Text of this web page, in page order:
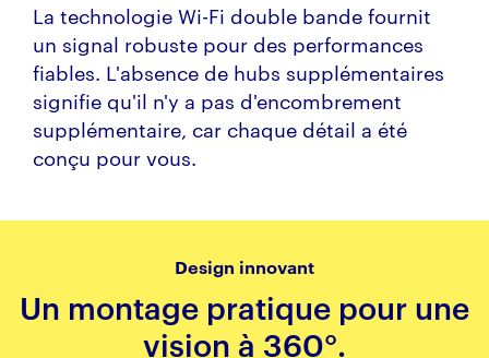
La technologie Wi-Fi double bande fournit
un signal robuste pour des performances
fiables. L'absence de hubs supplémentaires
signifie qu'il n'y a pas d'encombrement
supplémentaire, car chaque détail a été
conçu pour vous.
Design innovant
Un montage pratique pour une
vision à 360°.